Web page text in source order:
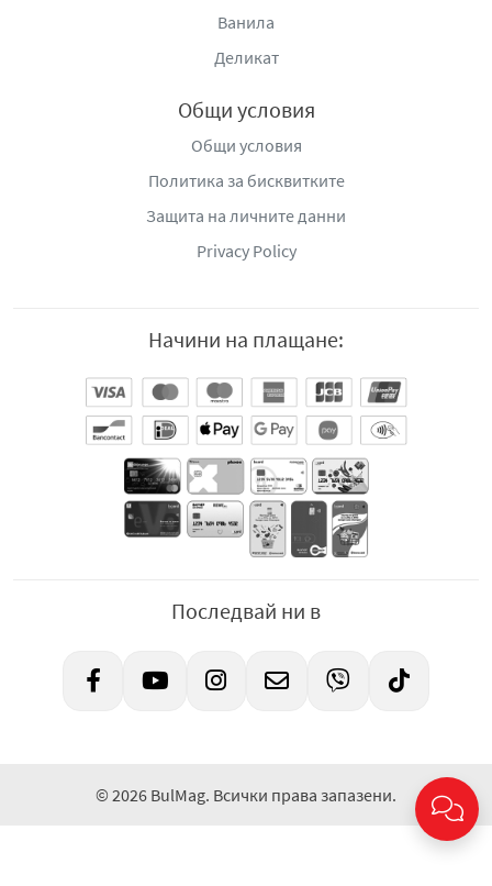
Ванила
Деликат
Общи условия
Общи условия
Политика за бисквитките
Защита на личните данни
Privacy Policy
Начини на плащане:
Последвай ни в
© 2026 BulMag. Всички права запазени.